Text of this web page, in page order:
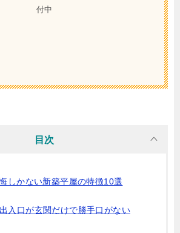
付中
目次
しかない新築平屋の特徴10選
出入口が玄関だけで勝手口がない